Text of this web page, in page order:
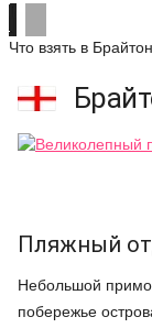
Что взять в Брайтон
Пляжный
Небольшой
побережье